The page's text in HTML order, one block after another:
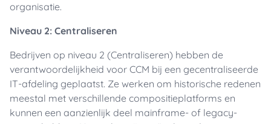
organisatie.
Niveau 2: Centraliseren
Bedrijven op niveau 2 (Centraliseren) hebben de
verantwoordelijkheid voor CCM bij een gecentraliseerde
IT-afdeling geplaatst. Ze werken om historische redenen
meestal met verschillende compositieplatforms en
kunnen een aanzienlijk deel mainframe- of legacy-